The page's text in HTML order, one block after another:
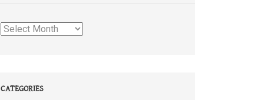
Archives
CATEGORIES